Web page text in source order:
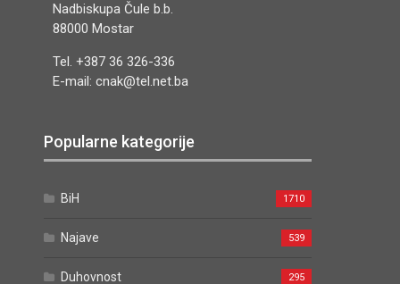
Nadbiskupa Čule b.b.
88000 Mostar
Tel. +387 36 326-336
E-mail: cnak@tel.net.ba
Popularne kategorije
BiH 1710
Najave 539
Duhovnost 295